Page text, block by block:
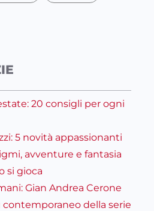
20 consigli per ogni
5 novità appassionanti
avventure e fantasia
si gioca
Gian Andrea Cerone
della serie